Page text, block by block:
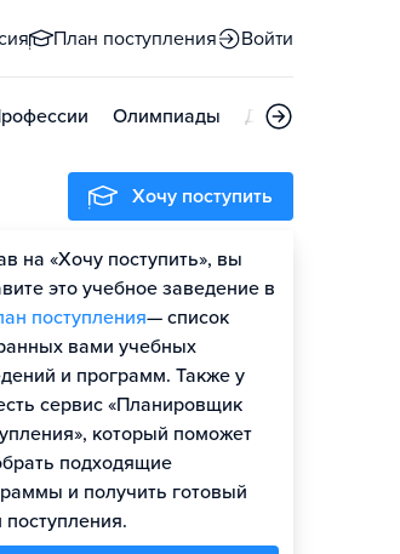
План поступления Войти
Олимпиады Дни открытых
Хочу поступить
на «Хочу поступить», вы
это учебное заведение в
поступления— список
вами учебных
и программ. Также у
сервис «Планировщик
который поможет
подходящие
и получить готовый
поступления.
Оценить шансы